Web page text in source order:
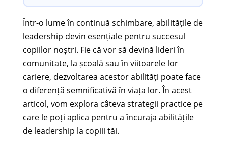
Într-o lume în continuă schimbare, abilitățile de
leadership devin esențiale pentru succesul
copiilor noștri. Fie că vor să devină lideri în
comunitate, la școală sau în viitoarele lor
cariere, dezvoltarea acestor abilități poate face
o diferență semnificativă în viața lor. În acest
articol, vom explora câteva strategii practice pe
care le poți aplica pentru a încuraja abilitățile
de leadership la copiii tăi.